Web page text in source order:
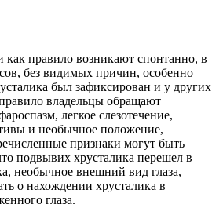
как правило возникают спонтанно, в
без видимых причин, особенно
был зафиксирован и у других
владельцы обращают
легкое слезотечение,
и необычное положение,
признаки могут быть
подвывих хрусталика перешел в
необычное внешний вид глаза,
о нахождении хрусталика в
глаза.